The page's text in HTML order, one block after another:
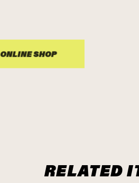
ONLINE SHOP
RELATED